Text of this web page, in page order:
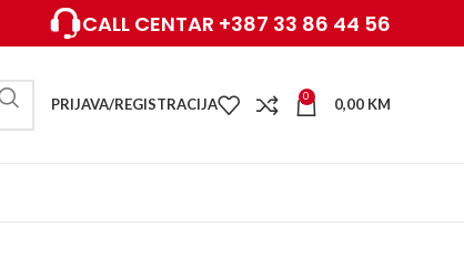
CALL CENTAR +387 33 86 44 56
PRIJAVA/REGISTRACIJA 0 0,00 KM